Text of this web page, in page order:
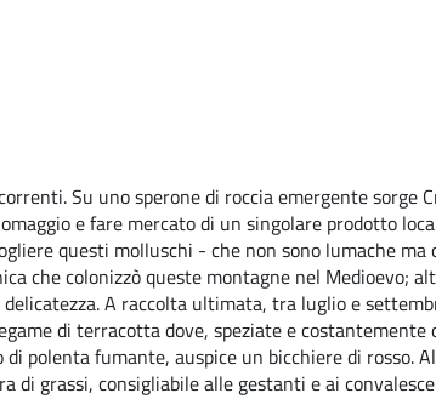
Su uno sperone di roccia emergente sorge
e fare mercato di un singolare prodotto
questi molluschi - che non sono lumache ma
che colonizzò queste montagne nel Medioevo;
A raccolta ultimata, tra luglio e
di terracotta dove, speziate e costantemente
polenta fumante, auspice un bicchiere di rosso.
grassi, consigliabile alle gestanti e ai